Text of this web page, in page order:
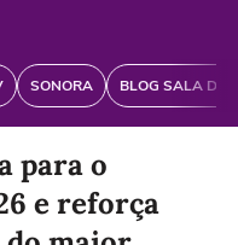
SONORA BLOG SALA DE
para o
e reforça